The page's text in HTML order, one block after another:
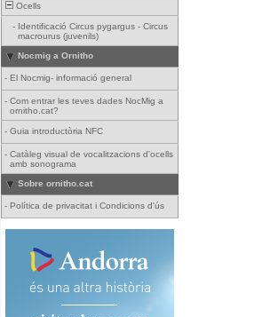
Ocells
- Identificació Circus pygargus - Circus
macrourus (juvenils)
Nocmig a Ornitho
- El Nocmig- informació general
- Com entrar les teves dades NocMig a
ornitho.cat?
- Guia introductòria NFC
- Catàleg visual de vocalitzacions d'ocells
amb sonograma
Sobre ornitho.cat
- Política de privacitat i Condicions d'ús